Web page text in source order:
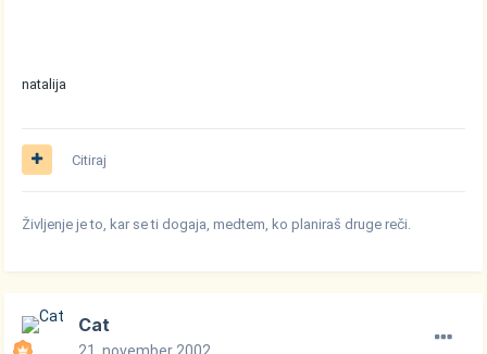
natalija
Citiraj
Življenje je to, kar se ti dogaja, medtem, ko planiraš druge reči.
Cat
21. november 2002